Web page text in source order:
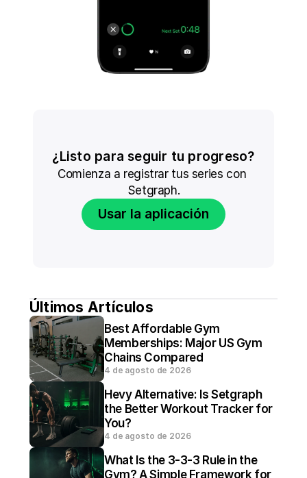
¿Listo para seguir tu progreso?
Comienza a registrar tus series con
Setgraph.
Usar la aplicación
Últimos Artículos
Best Affordable Gym
Memberships: Major US Gym
Chains Compared
4 de agosto de 2026
Hevy Alternative: Is Setgraph
the Better Workout Tracker for
You?
4 de agosto de 2026
What Is the 3-3-3 Rule in the
Gym? A Simple Framework for